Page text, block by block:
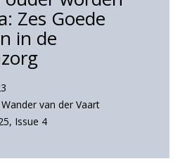
Zes Goede
in de
Wander van der Vaart
Issue 4